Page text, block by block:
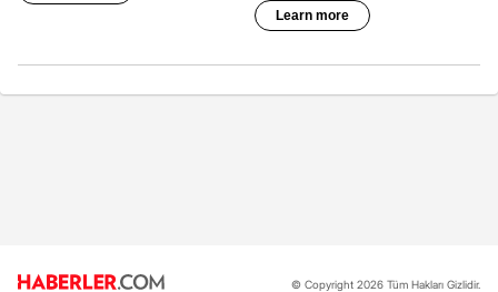
© Copyright 2026 Tüm Hakları Gizlidir.